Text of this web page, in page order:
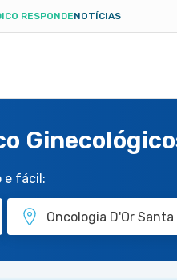
RESPONDENOTÍCIAS
e fácil: